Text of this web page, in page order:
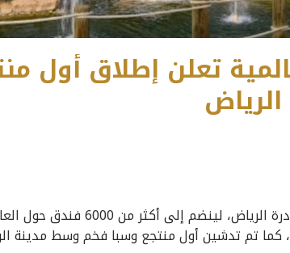
تعلن إطلاق أول
تم إطلاق منتجع وسبا انتركونتيننتال درة